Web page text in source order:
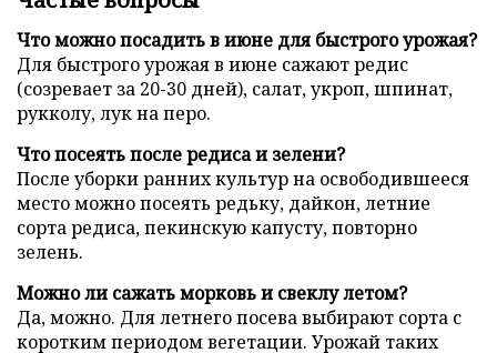
Что можно посадить в июне для быстрого урожая?
Для быстрого урожая в июне сажают редис
(созревает за 20-30 дней), салат, укроп, шпинат,
рукколу, лук на перо.
Что посеять после редиса и зелени?
После уборки ранних культур на освободившееся
место можно посеять редьку, дайкон, летние
сорта редиса, пекинскую капусту, повторно
зелень.
Можно ли сажать морковь и свеклу летом?
Да, можно. Для летнего посева выбирают сорта с
коротким периодом вегетации. Урожай таких